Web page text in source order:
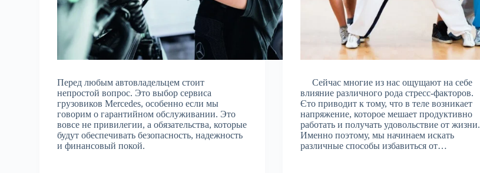
Перед любым автовладельцем стоит
непростой вопрос. Это выбор сервиса
грузовиков Mercedes, особенно если мы
говорим о гарантийном обслуживании. Это
вовсе не привилегии, а обязательства, которые
будут обеспечивать безопасность, надежность
и финансовый покой.
Сейчас многие из нас ощущают на себе
влияние различного рода стресс-факторов.
Єто приводит к тому, что в теле возникает
напряжение, которое мешает продуктивно
работать и получать удовольствие от жизни.
Именно поэтому, мы начинаем искать
различные способы избавиться от…